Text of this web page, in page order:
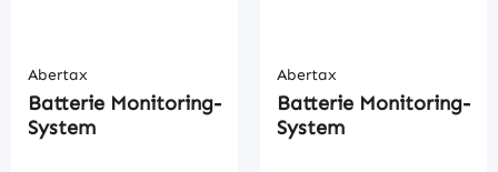
Abertax
Batterie Monitoring-
System
Abertax
Batterie Monitoring-
System